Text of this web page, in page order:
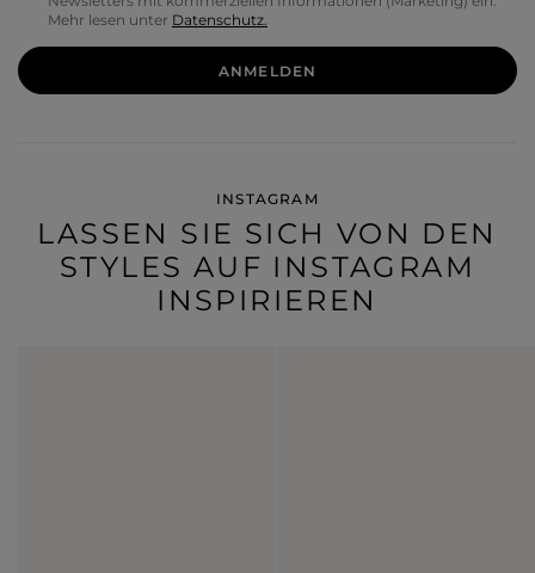
Mehr lesen unter Datenschutz.
ANMELDEN
INSTAGRAM
LASSEN SIE SICH VON DEN
STYLES AUF INSTAGRAM
INSPIRIEREN